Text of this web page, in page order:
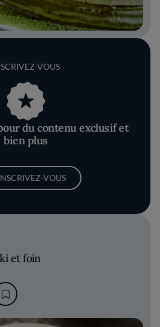
VOUS
du contenu exclusif et
bien plus
VOUS
et foin